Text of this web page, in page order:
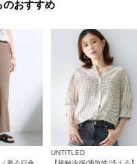
のおすすめ
UNTITLED